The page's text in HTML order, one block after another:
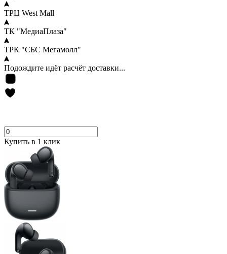
ТРЦ West Mall
ТК "МедиаПлаза"
ТРК "СБС Мегамолл"
Подождите идёт расчёт доставки...
Купить в 1 клик